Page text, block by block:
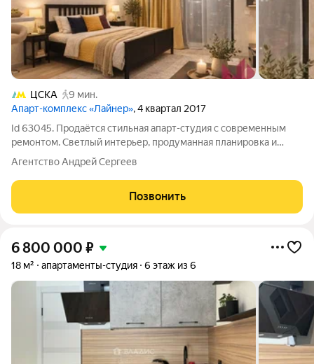
ЦСКА
9 мин.
Апарт-комплекс «Лайнер», 4 квартал 2017
Id 63045. Продаётся стильная апарт-студия с современным
ремонтом. Светлый интерьер, продуманная планировка и
качественные материалы создают уютное и функциональное
пространство. Апарт-студия полностью готова к проживанию:
оборудованная кухня,
Агентство Андрей Сергеев
Позвонить
6 800 000 ₽
18 м² апартаменты-студия 6 этаж из 6